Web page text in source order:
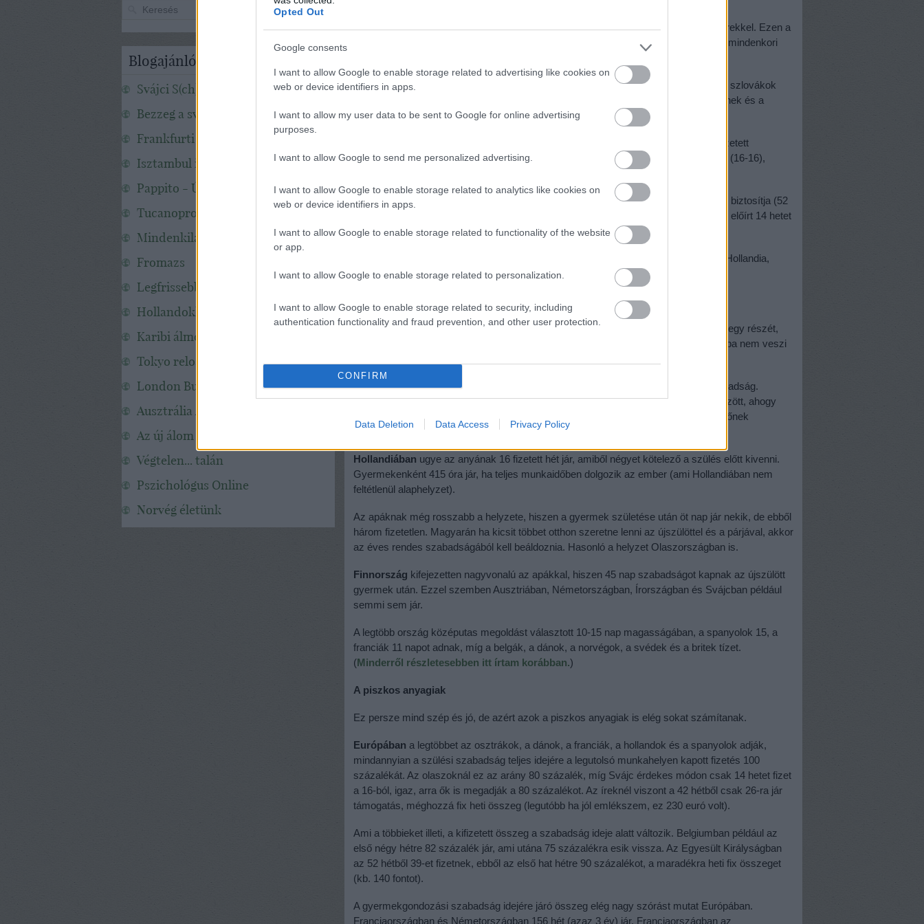
Opted Out
Google consents
I want to allow Google to enable storage related to advertising like cookies on
web or device identifiers in apps.
I want to allow my user data to be sent to Google for online advertising
purposes.
I want to allow Google to send me personalized advertising.
I want to allow Google to enable storage related to analytics like cookies on
web or device identifiers in apps.
I want to allow Google to enable storage related to functionality of the website
or app.
I want to allow Google to enable storage related to personalization.
I want to allow Google to enable storage related to security, including
authentication functionality and fraud prevention, and other user protection.
CONFIRM
Data Deletion Data Access Privacy Policy
Blogajánló
Svájci S(ch)apka
Bezzeg a svédek!
Frankfurti mesék
Isztambul infó
Pappito - Új-Zéland
Tucanoprod
Mindenkilaci
Fromazs
Legfrissebb Hawaii Hömbölgések
Hollandokk
Karibi álmok
Tokyo reloaded
London Budapest Metro
Ausztrália A-tól Z-ig
Az új álom
Végtelen... talán
Pszichológus Online
Norvég életünk
Minden rendszer lényeges eleme, hogy a szülők meddig maradhatnak otthon a gyerekkel. Ezen a
téren a volt szocialista országok kifejezetten jól teljesítenek (nyilván azért is, mert a mindenkori
Az OECD egy korábbi listája szerint az észtek állnak az élen 166 héttel, mögöttük a szlovákok
(164), majd a nagy kivétel finnek jönnek (161), aztán Magyarország (160), de a csehek és a
bolgárok is több mint 100 hetet fizetnek.
Ami a lista másik végét illeti, az európai országok közül Svájcban a legrövidebb a fizetett
szabadság (14 hét), és csak alig valamivel több Spanyolországban és Hollandiában (16-16),
Nyugat-Európában egyébként a leghosszabb időt az Egyesült Királyság és Írország biztosítja (52
és 42 hetet), a legrövidebbet pedig a németek és a svédek, akik csak a minimálisan előírt 14 hetet
adják meg (erre uniós irányelv kötelezi őket).
A többiek közül Olaszország 22, Dánia és Finnország 18, Ausztria, Franciaország, Hollandia,
Svájc és Spanyolország 16 hetet biztosít, míg a belgák 15-öt.
Ami az apákat illeti, itt nincsen EU-s irányelv, így a szórás is nagyobb.
Svédországbanmár 1974-ben bevezették, hogy az apák is kivehetik a szabadság egy részét,
ma pedig már elsősorban a skandináv országokban olyan a rendszer, hogy ha az apa nem veszi
Az alaphelyzet az, hogy a gyermek megszületését követően jár 10 nap fizetett szabadság.
Emellett a két szülő összesen 480 napra jogosult, amit úgy osztanak fel egymás között, ahogy
akarnak a gyermek életének első 8 évében. Az egyetlen kikötés, hogy mindkét szülőnek
legkevesebb három hónapot (ez ugye kb. 90 nap) otthon kell tölteni.
Hollandiában ugye az anyának 16 fizetett hét jár, amiből négyet kötelező a szülés előtt kivenni.
Gyermekenként 415 óra jár, ha teljes munkaidőben dolgozik az ember (ami Hollandiában nem
feltétlenül alaphelyzet).
Az apáknak még rosszabb a helyzete, hiszen a gyermek születése után öt nap jár nekik, de ebből
három fizetetlen. Magyarán ha kicsit többet otthon szeretne lenni az újszülöttel és a párjával, akkor
az éves rendes szabadságából kell beáldoznia. Hasonló a helyzet Olaszországban is.
Finnország kifejezetten nagyvonalú az apákkal, hiszen 45 nap szabadságot kapnak az újszülött
gyermek után. Ezzel szemben Ausztriában, Németországban, Írországban és Svájcban például
semmi sem jár.
A legtöbb ország középutas megoldást választott 10-15 nap magasságában, a spanyolok 15, a
franciák 11 napot adnak, míg a belgák, a dánok, a norvégok, a svédek és a britek tízet.
(Minderről részletesebben itt írtam korábban.)
A piszkos anyagiak
Ez persze mind szép és jó, de azért azok a piszkos anyagiak is elég sokat számítanak.
Európában a legtöbbet az osztrákok, a dánok, a franciák, a hollandok és a spanyolok adják,
mindannyian a szülési szabadság teljes idejére a legutolsó munkahelyen kapott fizetés 100
százalékát. Az olaszoknál ez az arány 80 százalék, míg Svájc érdekes módon csak 14 hetet fizet
a 16-ból, igaz, arra ők is megadják a 80 százalékot. Az íreknél viszont a 42 hétből csak 26-ra jár
támogatás, méghozzá fix heti összeg (legutóbb ha jól emlékszem, ez 230 euró volt).
Ami a többieket illeti, a kifizetett összeg a szabadság ideje alatt változik. Belgiumban például az
első négy hétre 82 százalék jár, ami utána 75 százalékra esik vissza. Az Egyesült Királyságban
az 52 hétből 39-et fizetnek, ebből az első hat hétre 90 százalékot, a maradékra heti fix összeget
(kb. 140 fontot).
A gyermekgondozási szabadság idejére járó összeg elég nagy szórást mutat Európában.
Franciaországban és Németországban 156 hét (azaz 3 év) jár. Franciaországban az